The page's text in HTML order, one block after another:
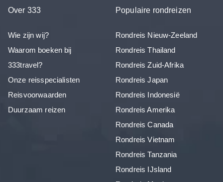
Over 333
Wie zijn wij?
Waarom boeken bij
333travel?
Onze reisspecialisten
Reisvoorwaarden
Duurzaam reizen
Populaire rondreizen
Rondreis Nieuw-Zeeland
Rondreis Thailand
Rondreis Zuid-Afrika
Rondreis Japan
Rondreis Indonesië
Rondreis Amerika
Rondreis Canada
Rondreis Vietnam
Rondreis Tanzania
Rondreis IJsland